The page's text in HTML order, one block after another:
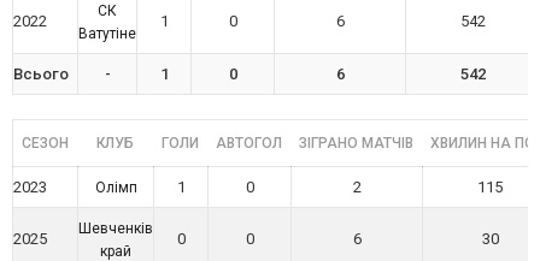
2022
СК
Ватутіне
1 0 6 542
Всього - 1 0 6 542
СЕЗОН КЛУБ ГОЛИ АВТОГОЛ ЗІГРАНО МАТЧІВ ХВИЛИН НА
2023 Олімп 1 0 2 115
2025
Шевченків
край
0 0 6 30